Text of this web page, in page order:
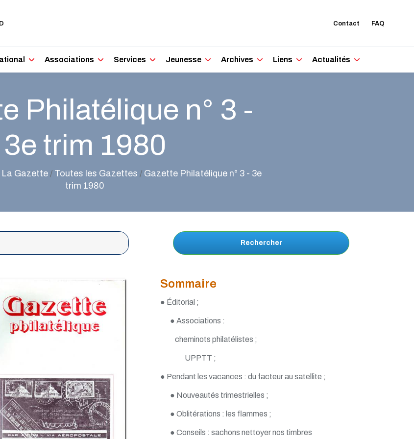
Contact FAQ
Associations Services Jeunesse Archives Liens Actualités
Philatélique n° 3 -
3e trim 1980
La Gazette / Toutes les Gazettes / Gazette Philatélique n° 3 - 3e
trim 1980
Rechercher
Sommaire
● Éditorial ;
● Associations :
cheminots philatélistes ;
UPPTT ;
● Pendant les vacances : du facteur au satellite ;
● Nouveautés trimestrielles ;
● Oblitérations : les flammes ;
● Conseils : sachons nettoyer nos timbres